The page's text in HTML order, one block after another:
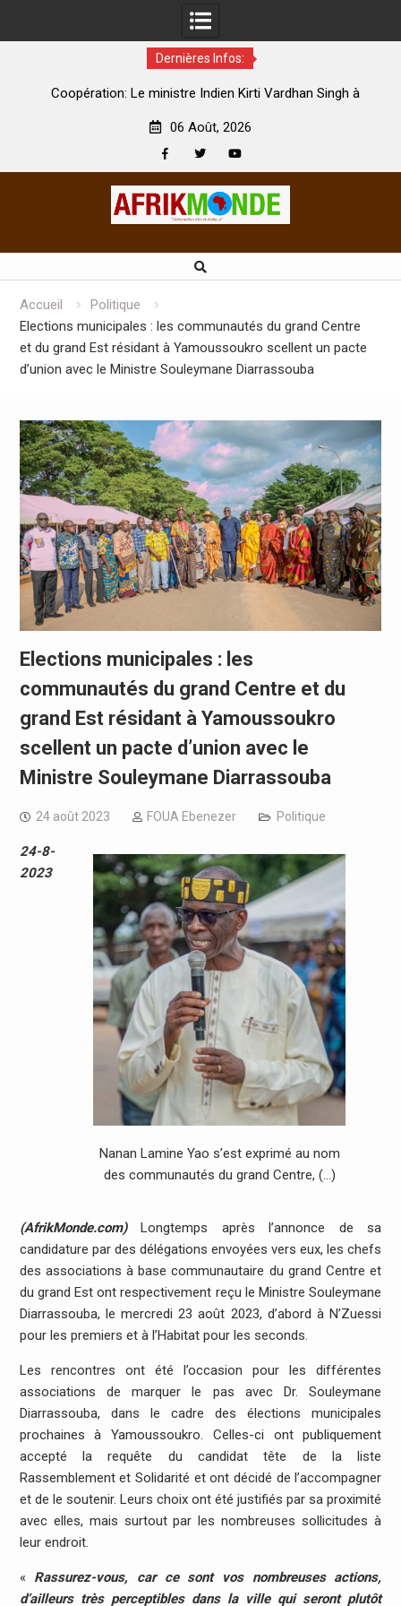
Dernières Infos:
Coopération: Le ministre Indien Kirti Vardhan Singh à
06 Août, 2026
Accueil
Politique
Elections municipales : les communautés du grand Centre
et du grand Est résidant à Yamoussoukro scellent un pacte
d’union avec le Ministre Souleymane Diarrassouba
Elections municipales : les
communautés du grand Centre et du
grand Est résidant à Yamoussoukro
scellent un pacte d’union avec le
Ministre Souleymane Diarrassouba
24 août 2023 FOUA Ebenezer Politique
Nanan Lamine Yao s’est exprimé au nom
des communautés du grand Centre, (…)
24-8-
2023
(AfrikMonde.com)Longtemps après l’annonce de sa
candidature par des délégations envoyées vers eux, les chefs
des associations à base communautaire du grand Centre et
du grand Est ont respectivement reçu le Ministre Souleymane
Diarrassouba, le mercredi 23 août 2023, d’abord à N’Zuessi
pour les premiers et à l’Habitat pour les seconds.
Les rencontres ont été l’occasion pour les différentes
associations de marquer le pas avec Dr. Souleymane
Diarrassouba, dans le cadre des élections municipales
prochaines à Yamoussoukro. Celles-ci ont publiquement
accepté la requête du candidat tête de la liste
Rassemblement et Solidarité et ont décidé de l’accompagner
et de le soutenir. Leurs choix ont été justifiés par sa proximité
avec elles, mais surtout par les nombreuses sollicitudes à
leur endroit.
« Rassurez-vous, car ce sont vos nombreuses actions,
d’ailleurs très perceptibles dans la ville qui seront plutôt